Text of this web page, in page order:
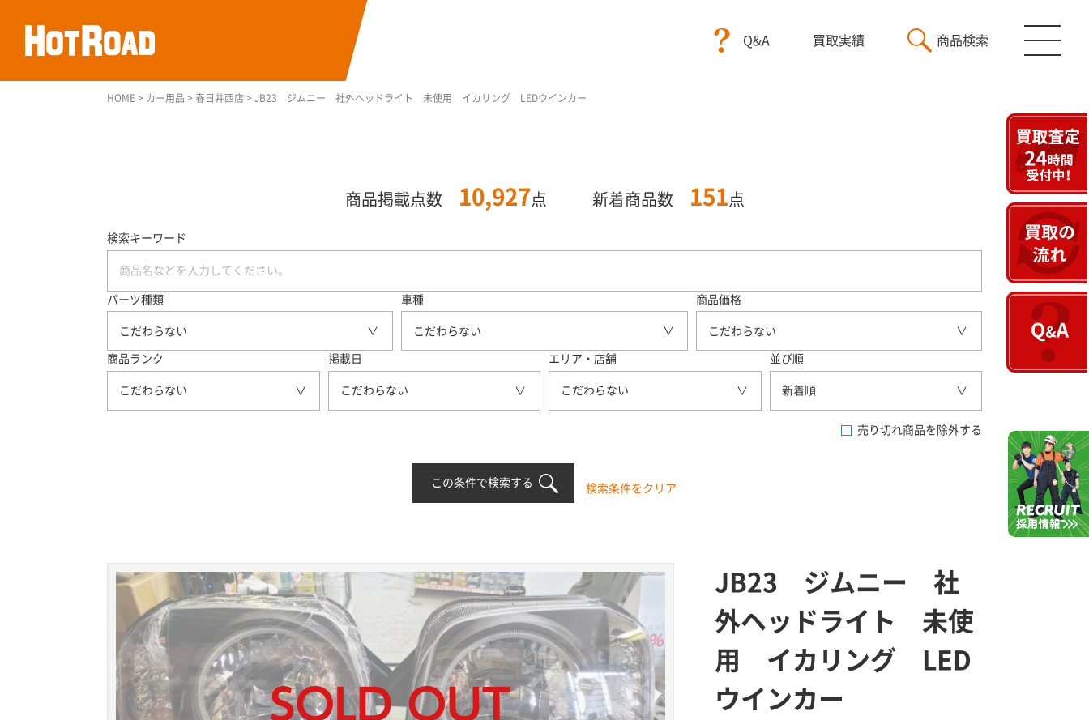
Q&A 買取実績 商品検索
HOME > カー用品 > 春日井西店 > JB23 ジムニー 社外ヘッドライト 未使用 イカリング LEDウインカー
商品掲載点数 10,927点 新着商品数 151 点
検索キーワード
パーツ種類
こだわらない
車種
こだわらない
商品価格
こだわらない
商品ランク
こだわらない
掲載日
こだわらない
エリア・店舗
こだわらない
並び順
新着順
売り切れ商品を除外する
この条件で検索する 検索条件をクリア
JB23 ジムニー 社
外ヘッドライト 未使
用 イカリング LED
ウインカー